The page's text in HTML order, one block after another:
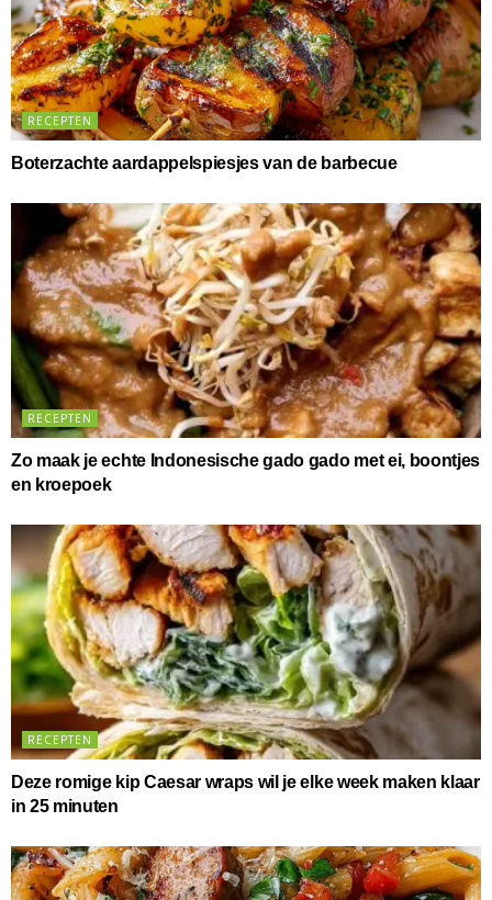
RECEPTEN
Boterzachte aardappelspiesjes van de barbecue
RECEPTEN
Zo maak je echte Indonesische gado gado met ei, boontjes
en kroepoek
RECEPTEN
Deze romige kip Caesar wraps wil je elke week maken klaar
in 25 minuten